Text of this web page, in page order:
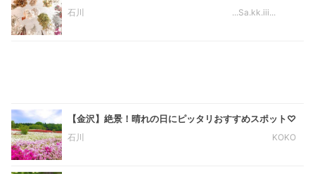
石川 ...Sa.kk.iii...
【金沢】絶景！晴れの日にピッタリおすすめスポット♡
石川 KOKO